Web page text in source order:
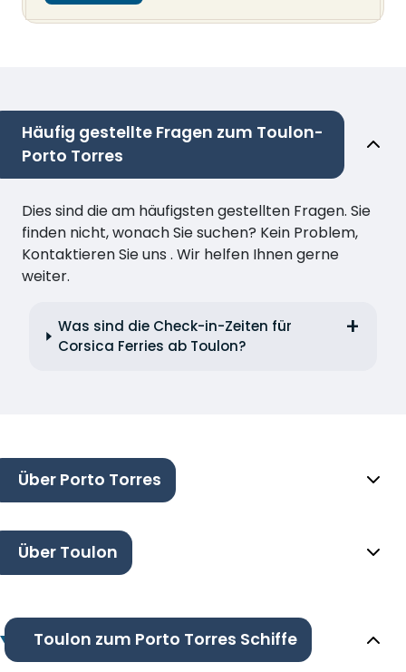
Häufig gestellte Fragen zum Toulon-
Porto Torres
Dies sind die am häufigsten gestellten Fragen. Sie
finden nicht, wonach Sie suchen? Kein Problem,
Kontaktieren Sie uns . Wir helfen Ihnen gerne
weiter.
Was sind die Check-in-Zeiten für
Corsica Ferries ab Toulon?
Über Porto Torres
Über Toulon
Toulon zum Porto Torres Schiffe